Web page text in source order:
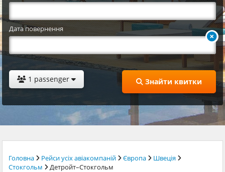
Дата повернення
1 passenger Знайти квитки
Головна Рейси усіх авіакомпаній Європа
Швеція
Стокгольм
Детройт–Стокгольм